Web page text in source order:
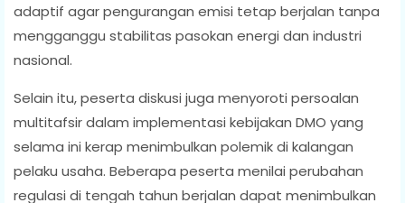
adaptif agar pengurangan emisi tetap berjalan tanpa
mengganggu stabilitas pasokan energi dan industri
nasional.
Selain itu, peserta diskusi juga menyoroti persoalan
multitafsir dalam implementasi kebijakan DMO yang
selama ini kerap menimbulkan polemik di kalangan
pelaku usaha. Beberapa peserta menilai perubahan
regulasi di tengah tahun berjalan dapat menimbulkan